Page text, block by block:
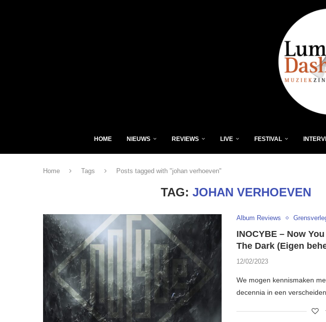
HOME NIEUWS REVIEWS LIVE FESTIVAL
Home Tags Posts tagged with "johan verhoeven"
TAG: JOHAN VERHOEVEN
Album Reviews
INOCYBE – Now
The Dark (Eigen
12/02/2023
We mogen kennismaken
decennia in een